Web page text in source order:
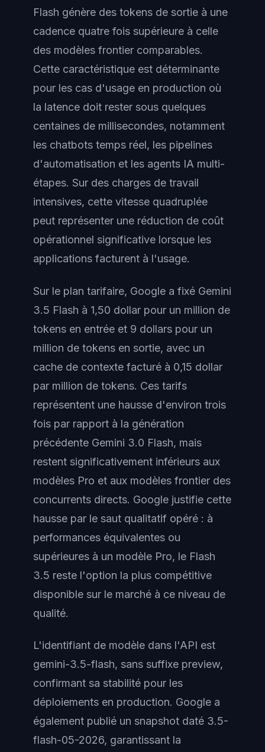
Flash génère des tokens de sortie à une
cadence quatre fois supérieure à celle
des modèles frontier comparables.
Cette caractéristique est déterminante
pour les cas d'usage en production où
la latence doit rester sous quelques
centaines de millisecondes, notamment
les chatbots temps réel, les pipelines
d'automatisation et les agents IA multi-
étapes. Sur des charges de travail
intensives, cette vitesse quadruplée
peut représenter une réduction de coût
opérationnel significative lorsque les
applications facturent à l'usage.
Sur le plan tarifaire, Google a fixé Gemini
3.5 Flash à 1,50 dollar pour un million de
tokens en entrée et 9 dollars pour un
million de tokens en sortie, avec un
cache de contexte facturé à 0,15 dollar
par million de tokens. Ces tarifs
représentent une hausse d'environ trois
fois par rapport à la génération
précédente Gemini 3.0 Flash, mais
restent significativement inférieurs aux
modèles Pro et aux modèles frontier des
concurrents directs. Google justifie cette
hausse par le saut qualitatif opéré : à
performances équivalentes ou
supérieures à un modèle Pro, le Flash
3.5 reste l'option la plus compétitive
disponible sur le marché à ce niveau de
qualité.
L'identifiant de modèle dans l'API est
gemini-3.5-flash, sans suffixe preview,
confirmant sa stabilité pour les
déploiements en production. Google a
également publié un snapshot daté 3.5-
flash-05-2026, garantissant la